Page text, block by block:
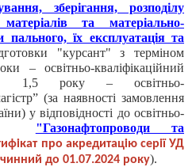
зберігання, розподілу
та матеріально-
пального, їх експлуатація та
"курсант" з терміном
– освітньо-кваліфікаційний
+ 1,5 року – освітньо-
(за наявності замовлення
у відповідності до освітньо-
"Газонафтопроводи та
про акредитацію серії УД
до 01.07.2024 року).